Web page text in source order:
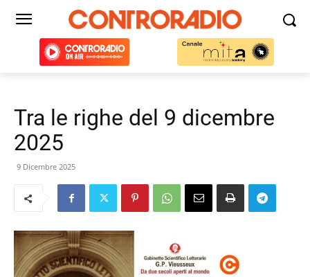
Tra le righe del 9 dicembre
2025
9 Dicembre 2025